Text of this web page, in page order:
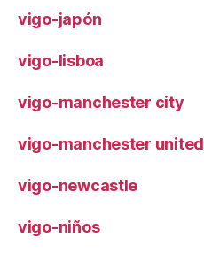
vigo-japón
vigo-lisboa
vigo-manchester city
vigo-manchester united
vigo-newcastle
vigo-niños